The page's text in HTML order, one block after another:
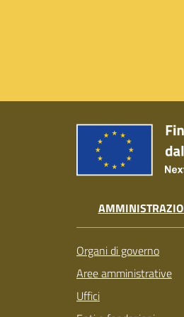
Organi di governo
Aree amministrative
Uffici